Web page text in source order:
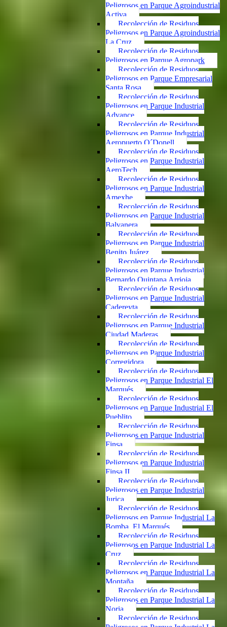
Peligrosos en Parque Agroindustrial
Activa
Recolección de Residuos
Peligrosos en Parque Agroindustrial
La Cruz
Recolección de Residuos
Peligrosos en Parque Agropark
Recolección de Residuos
Peligrosos en Parque Empresarial
Santa Rosa
Recolección de Residuos
Peligrosos en Parque Industrial
Advance
Recolección de Residuos
Peligrosos en Parque Industrial
Aeropuerto O´Donell
Recolección de Residuos
Peligrosos en Parque Industrial
AeroTech
Recolección de Residuos
Peligrosos en Parque Industrial
Amexhe
Recolección de Residuos
Peligrosos en Parque Industrial
Balvanera
Recolección de Residuos
Peligrosos en Parque Industrial
Benito Juárez
Recolección de Residuos
Peligrosos en Parque Industrial
Bernardo Quintana Arrioja
Recolección de Residuos
Peligrosos en Parque Industrial
Cadereyta
Recolección de Residuos
Peligrosos en Parque Industrial
Ciudad Maderas
Recolección de Residuos
Peligrosos en Parque Industrial
Corregidora
Recolección de Residuos
Peligrosos en Parque Industrial El
Marqués
Recolección de Residuos
Peligrosos en Parque Industrial El
Pueblito
Recolección de Residuos
Peligrosos en Parque Industrial
Finsa
Recolección de Residuos
Peligrosos en Parque Industrial
Finsa II
Recolección de Residuos
Peligrosos en Parque Industrial
Jurica
Recolección de Residuos
Peligrosos en Parque Industrial La
Bomba, El Marqués
Recolección de Residuos
Peligrosos en Parque Industrial La
Cruz
Recolección de Residuos
Peligrosos en Parque Industrial La
Montaña
Recolección de Residuos
Peligrosos en Parque Industrial La
Noria
Recolección de Residuos